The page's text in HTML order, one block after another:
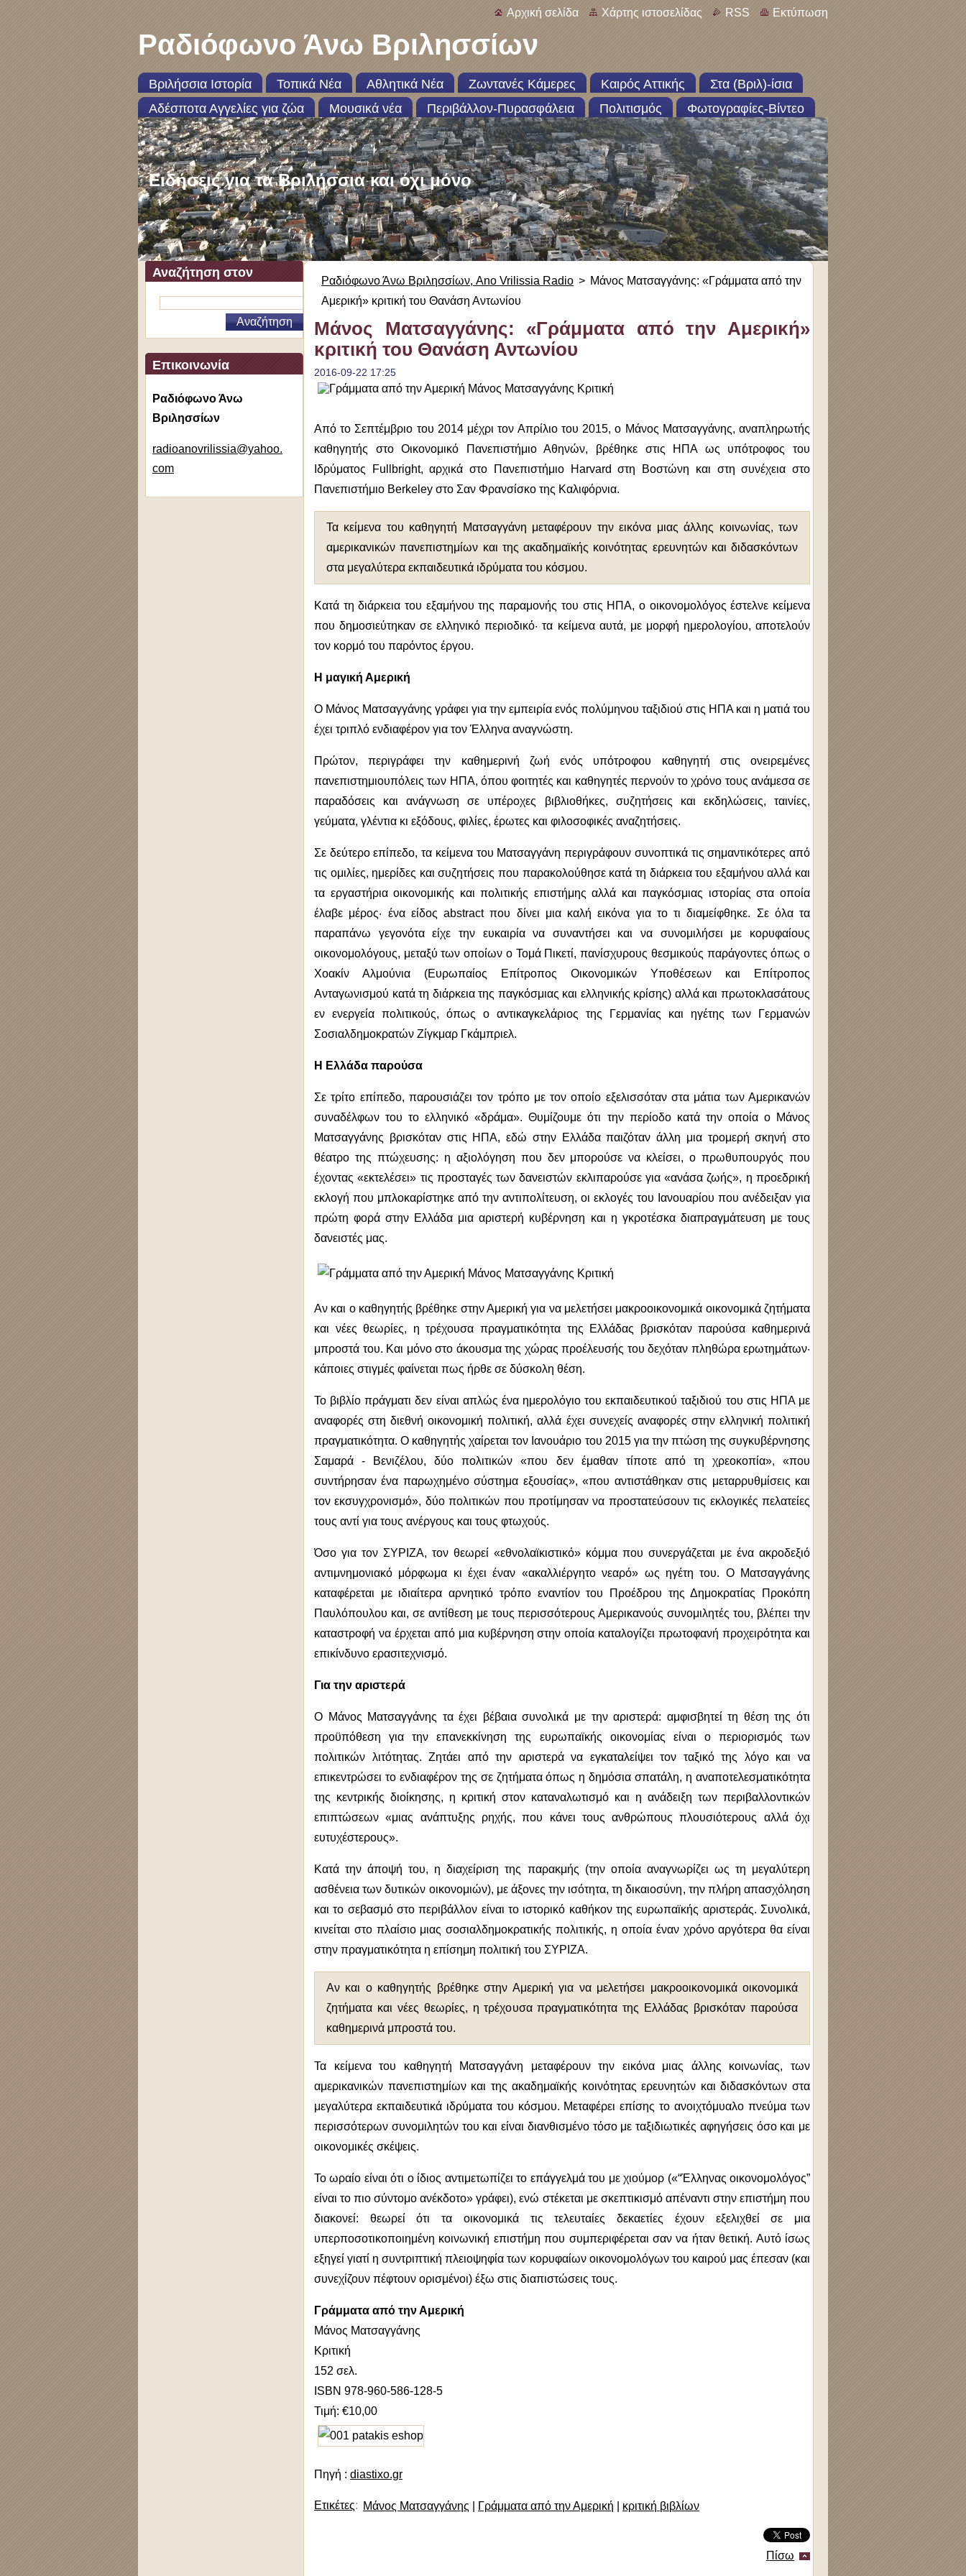
Αρχική σελίδα Χάρτης ιστοσελίδας RSS Εκτύπωση
Ραδιόφωνο Άνω Βριλησσίων
Βριλήσσια Ιστορία Τοπικά Νέα Αθλητικά Νέα Ζωντανές Κάμερες Καιρός Αττικής
Στα (Βριλ)-ίσια
Αδέσποτα Αγγελίες για ζώα
Μουσικά νέα Περιβάλλον-Πυρασφάλεια Πολιτισμός Φωτογραφίες-Βίντεο
Ειδήσεις για τα Βριλήσσια και όχι μόνο
Αναζήτηση στον
ιστότοπο
Επικοινωνία
Ραδιόφωνο Άνω
Βριλησσίων
radioanovrilissia@yahoo.
com
Ραδιόφωνο Άνω Βριλησσίων, Ano Vrilissia Radio > Μάνος Ματσαγγάνης: «Γράμματα από την
Αμερική» κριτική του Θανάση Αντωνίου
Μάνος Ματσαγγάνης: «Γράμματα από την Αμερική»
κριτική του Θανάση Αντωνίου
2016-09-22 17:25
Από το Σεπτέμβριο του 2014 μέχρι τον Απρίλιο του 2015, ο Μάνος Ματσαγγάνης, αναπληρωτής
καθηγητής στο Οικονομικό Πανεπιστήμιο Αθηνών, βρέθηκε στις ΗΠΑ ως υπότροφος του
Ιδρύματος Fullbright, αρχικά στο Πανεπιστήμιο Harvard στη Βοστώνη και στη συνέχεια στο
Πανεπιστήμιο Berkeley στο Σαν Φρανσίσκο της Καλιφόρνια.
Τα κείμενα του καθηγητή Ματσαγγάνη μεταφέρουν την εικόνα μιας άλλης κοινωνίας, των
αμερικανικών πανεπιστημίων και της ακαδημαϊκής κοινότητας ερευνητών και διδασκόντων
στα μεγαλύτερα εκπαιδευτικά ιδρύματα του κόσμου.
Κατά τη διάρκεια του εξαμήνου της παραμονής του στις ΗΠΑ, ο οικονομολόγος έστελνε κείμενα
που δημοσιεύτηκαν σε ελληνικό περιοδικό· τα κείμενα αυτά, με μορφή ημερολογίου, αποτελούν
τον κορμό του παρόντος έργου.
Η μαγική Αμερική
Ο Μάνος Ματσαγγάνης γράφει για την εμπειρία ενός πολύμηνου ταξιδιού στις ΗΠΑ και η ματιά του
έχει τριπλό ενδιαφέρον για τον Έλληνα αναγνώστη.
Πρώτον, περιγράφει την καθημερινή ζωή ενός υπότροφου καθηγητή στις ονειρεμένες
πανεπιστημιουπόλεις των ΗΠΑ, όπου φοιτητές και καθηγητές περνούν το χρόνο τους ανάμεσα σε
παραδόσεις και ανάγνωση σε υπέροχες βιβλιοθήκες, συζητήσεις και εκδηλώσεις, ταινίες,
γεύματα, γλέντια κι εξόδους, φιλίες, έρωτες και φιλοσοφικές αναζητήσεις.
Σε δεύτερο επίπεδο, τα κείμενα του Ματσαγγάνη περιγράφουν συνοπτικά τις σημαντικότερες από
τις ομιλίες, ημερίδες και συζητήσεις που παρακολούθησε κατά τη διάρκεια του εξαμήνου αλλά και
τα εργαστήρια οικονομικής και πολιτικής επιστήμης αλλά και παγκόσμιας ιστορίας στα οποία
έλαβε μέρος· ένα είδος abstract που δίνει μια καλή εικόνα για το τι διαμείφθηκε. Σε όλα τα
παραπάνω γεγονότα είχε την ευκαιρία να συναντήσει και να συνομιλήσει με κορυφαίους
οικονομολόγους, μεταξύ των οποίων ο Τομά Πικετί, πανίσχυρους θεσμικούς παράγοντες όπως ο
Χοακίν Αλμούνια (Ευρωπαίος Επίτροπος Οικονομικών Υποθέσεων και Επίτροπος
Ανταγωνισμού κατά τη διάρκεια της παγκόσμιας και ελληνικής κρίσης) αλλά και πρωτοκλασάτους
εν ενεργεία πολιτικούς, όπως ο αντικαγκελάριος της Γερμανίας και ηγέτης των Γερμανών
Σοσιαλδημοκρατών Ζίγκμαρ Γκάμπριελ.
Η Ελλάδα παρούσα
Σε τρίτο επίπεδο, παρουσιάζει τον τρόπο με τον οποίο εξελισσόταν στα μάτια των Αμερικανών
συναδέλφων του το ελληνικό «δράμα». Θυμίζουμε ότι την περίοδο κατά την οποία ο Μάνος
Ματσαγγάνης βρισκόταν στις ΗΠΑ, εδώ στην Ελλάδα παιζόταν άλλη μια τρομερή σκηνή στο
θέατρο της πτώχευσης: η αξιολόγηση που δεν μπορούσε να κλείσει, ο πρωθυπουργός που
έχοντας «εκτελέσει» τις προσταγές των δανειστών εκλιπαρούσε για «ανάσα ζωής», η προεδρική
εκλογή που μπλοκαρίστηκε από την αντιπολίτευση, οι εκλογές του Ιανουαρίου που ανέδειξαν για
πρώτη φορά στην Ελλάδα μια αριστερή κυβέρνηση και η γκροτέσκα διαπραγμάτευση με τους
δανειστές μας.
Αν και ο καθηγητής βρέθηκε στην Αμερική για να μελετήσει μακροοικονομικά οικονομικά ζητήματα
και νέες θεωρίες, η τρέχουσα πραγματικότητα της Ελλάδας βρισκόταν παρούσα καθημερινά
μπροστά του. Και μόνο στο άκουσμα της χώρας προέλευσής του δεχόταν πληθώρα ερωτημάτων·
κάποιες στιγμές φαίνεται πως ήρθε σε δύσκολη θέση.
Το βιβλίο πράγματι δεν είναι απλώς ένα ημερολόγιο του εκπαιδευτικού ταξιδιού του στις ΗΠΑ με
αναφορές στη διεθνή οικονομική πολιτική, αλλά έχει συνεχείς αναφορές στην ελληνική πολιτική
πραγματικότητα. Ο καθηγητής χαίρεται τον Ιανουάριο του 2015 για την πτώση της συγκυβέρνησης
Σαμαρά - Βενιζέλου, δύο πολιτικών «που δεν έμαθαν τίποτε από τη χρεοκοπία», «που
συντήρησαν ένα παρωχημένο σύστημα εξουσίας», «που αντιστάθηκαν στις μεταρρυθμίσεις και
τον εκσυγχρονισμό», δύο πολιτικών που προτίμησαν να προστατεύσουν τις εκλογικές πελατείες
τους αντί για τους ανέργους και τους φτωχούς.
Όσο για τον ΣΥΡΙΖΑ, τον θεωρεί «εθνολαϊκιστικό» κόμμα που συνεργάζεται με ένα ακροδεξιό
αντιμνημονιακό μόρφωμα κι έχει έναν «ακαλλιέργητο νεαρό» ως ηγέτη του. Ο Ματσαγγάνης
καταφέρεται με ιδιαίτερα αρνητικό τρόπο εναντίον του Προέδρου της Δημοκρατίας Προκόπη
Παυλόπουλου και, σε αντίθεση με τους περισσότερους Αμερικανούς συνομιλητές του, βλέπει την
καταστροφή να έρχεται από μια κυβέρνηση στην οποία καταλογίζει πρωτοφανή προχειρότητα και
επικίνδυνο ερασιτεχνισμό.
Για την αριστερά
Ο Μάνος Ματσαγγάνης τα έχει βέβαια συνολικά με την αριστερά: αμφισβητεί τη θέση της ότι
προϋπόθεση για την επανεκκίνηση της ευρωπαϊκής οικονομίας είναι ο περιορισμός των
πολιτικών λιτότητας. Ζητάει από την αριστερά να εγκαταλείψει τον ταξικό της λόγο και να
επικεντρώσει το ενδιαφέρον της σε ζητήματα όπως η δημόσια σπατάλη, η αναποτελεσματικότητα
της κεντρικής διοίκησης, η κριτική στον καταναλωτισμό και η ανάδειξη των περιβαλλοντικών
επιπτώσεων «μιας ανάπτυξης ρηχής, που κάνει τους ανθρώπους πλουσιότερους αλλά όχι
ευτυχέστερους».
Κατά την άποψή του, η διαχείριση της παρακμής (την οποία αναγνωρίζει ως τη μεγαλύτερη
ασθένεια των δυτικών οικονομιών), με άξονες την ισότητα, τη δικαιοσύνη, την πλήρη απασχόληση
και το σεβασμό στο περιβάλλον είναι το ιστορικό καθήκον της ευρωπαϊκής αριστεράς. Συνολικά,
κινείται στο πλαίσιο μιας σοσιαλδημοκρατικής πολιτικής, η οποία έναν χρόνο αργότερα θα είναι
στην πραγματικότητα η επίσημη πολιτική του ΣΥΡΙΖΑ.
Αν και ο καθηγητής βρέθηκε στην Αμερική για να μελετήσει μακροοικονομικά οικονομικά
ζητήματα και νέες θεωρίες, η τρέχουσα πραγματικότητα της Ελλάδας βρισκόταν παρούσα
καθημερινά μπροστά του.
Τα κείμενα του καθηγητή Ματσαγγάνη μεταφέρουν την εικόνα μιας άλλης κοινωνίας, των
αμερικανικών πανεπιστημίων και της ακαδημαϊκής κοινότητας ερευνητών και διδασκόντων στα
μεγαλύτερα εκπαιδευτικά ιδρύματα του κόσμου. Μεταφέρει επίσης το ανοιχτόμυαλο πνεύμα των
περισσότερων συνομιλητών του και είναι διανθισμένο τόσο με ταξιδιωτικές αφηγήσεις όσο και με
οικονομικές σκέψεις.
Το ωραίο είναι ότι ο ίδιος αντιμετωπίζει το επάγγελμά του με χιούμορ («“Έλληνας οικονομολόγος”
είναι το πιο σύντομο ανέκδοτο» γράφει), ενώ στέκεται με σκεπτικισμό απέναντι στην επιστήμη που
διακονεί: θεωρεί ότι τα οικονομικά τις τελευταίες δεκαετίες έχουν εξελιχθεί σε μια
υπερποσοτικοποιημένη κοινωνική επιστήμη που συμπεριφέρεται σαν να ήταν θετική. Αυτό ίσως
εξηγεί γιατί η συντριπτική πλειοψηφία των κορυφαίων οικονομολόγων του καιρού μας έπεσαν (και
συνεχίζουν πέφτουν ορισμένοι) έξω στις διαπιστώσεις τους.
Γράμματα από την Αμερική
Μάνος Ματσαγγάνης
Κριτική
152 σελ.
ISBN 978-960-586-128-5
Τιμή: €10,00
Πηγή : diastixo.gr
Ετικέτες: Μάνος Ματσαγγάνης Γράμματα από την Αμερική κριτική βιβλίων
Πίσω